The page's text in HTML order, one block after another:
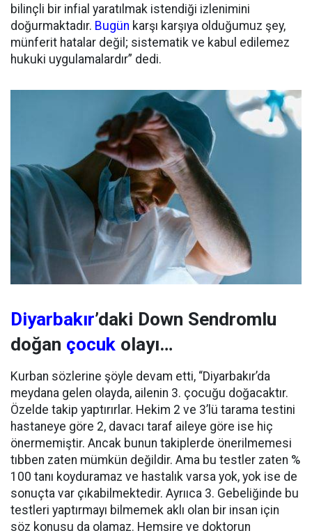
bilinçli bir infial yaratılmak istendiği izlenimini
doğurmaktadır. Bugün karşı karşıya olduğumuz şey,
münferit hatalar değil; sistematik ve kabul edilemez
hukuki uygulamalardır” dedi.
Diyarbakır’daki Down Sendromlu
doğan çocuk olayı…
Kurban sözlerine şöyle devam etti, “Diyarbakır’da
meydana gelen olayda, ailenin 3. çocuğu doğacaktır.
Özelde takip yaptırırlar. Hekim 2 ve 3’lü tarama testini
hastaneye göre 2, davacı taraf aileye göre ise hiç
önermemiştir. Ancak bunun takiplerde önerilmemesi
tıbben zaten mümkün değildir. Ama bu testler zaten %
100 tanı koyduramaz ve hastalık varsa yok, yok ise de
sonuçta var çıkabilmektedir. Ayrııca 3. Gebeliğinde bu
testleri yaptırmayı bilmemek aklı olan bir insan için
söz konusu da olamaz. Hemşire ve doktorun